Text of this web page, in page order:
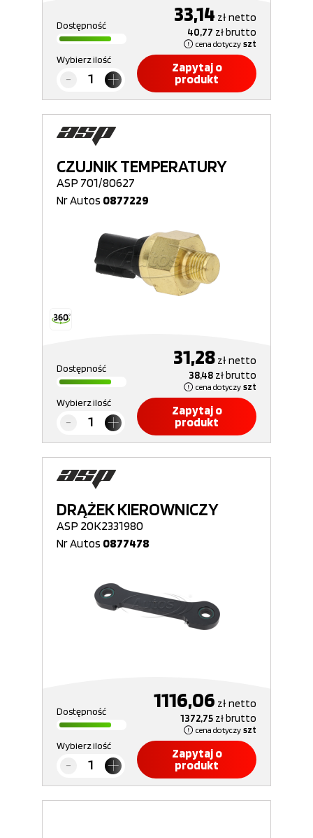
Dostępność 33,14 złnetto
40,77 złbrutto
cena dotyczy szt
Wybierz ilość
Zapytaj o
produkt
CZUJNIK TEMPERATURY
ASP 701/80627
Nr Autos 0877229
Dostępność 31,28 złnetto
38,48 złbrutto
cena dotyczy szt
Wybierz ilość
Zapytaj o
produkt
DRĄŻEK KIEROWNICZY
ASP 20K2331980
Nr Autos 0877478
Dostępność 1116,06 złnetto
1372,75 złbrutto
cena dotyczy szt
Wybierz ilość
Zapytaj o
produkt